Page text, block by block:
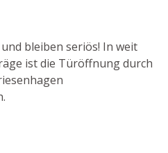
bleiben seriös! In weit
ist die Türöffnung durch